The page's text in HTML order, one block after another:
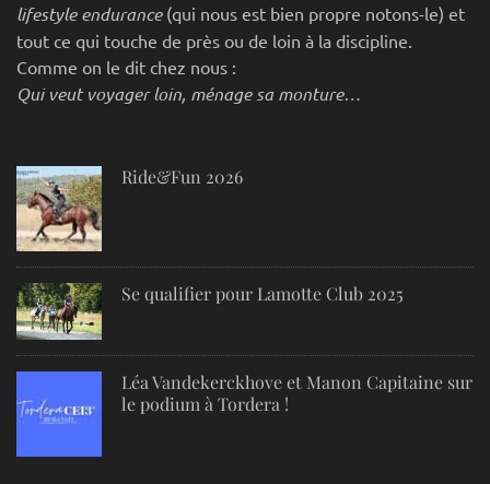
lifestyle endurance(qui nous est bien propre notons-le) et
tout ce qui touche de près ou de loin à la discipline.
Comme on le dit chez nous :
Qui veut voyager loin, ménage sa monture…
Ride&Fun 2026
Se qualifier pour Lamotte Club 2025
Léa Vandekerckhove et Manon Capitaine sur
le podium à Tordera !